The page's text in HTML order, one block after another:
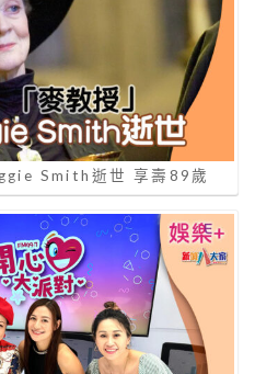
Smith逝世 享壽89歲